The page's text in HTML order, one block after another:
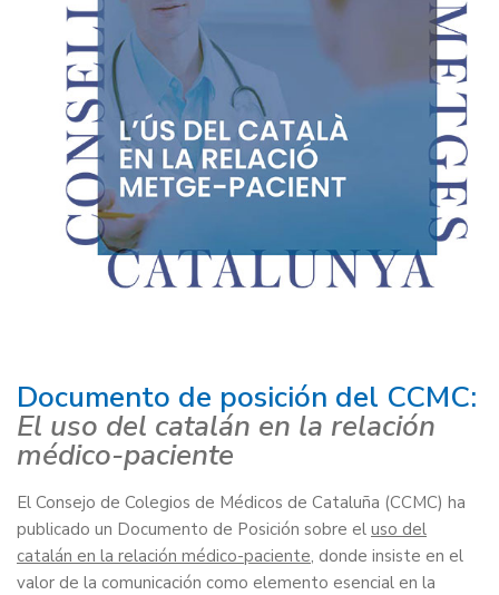
Documento de posición del CCMC:
El uso del catalán en la relación
médico-paciente
El Consejo de Colegios de Médicos de Cataluña (CCMC) ha
publicado un Documento de Posición sobre el uso del
catalán en la relación médico-paciente, donde insiste en el
valor de la comunicación como elemento esencial en la